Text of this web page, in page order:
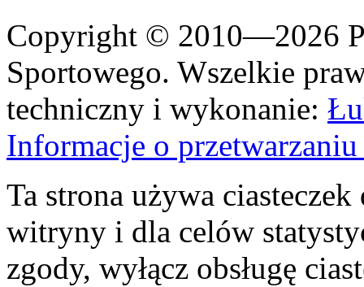
Copyright © 2010—2026
Sportowego. Wszelkie
techniczny i wykonanie:
Informacje o
Ta strona używa
witryny i dla celów
zgody, wyłącz obsługę